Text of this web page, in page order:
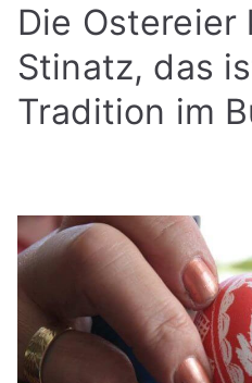
Die Ostereier
Stinatz, das
Tradition im